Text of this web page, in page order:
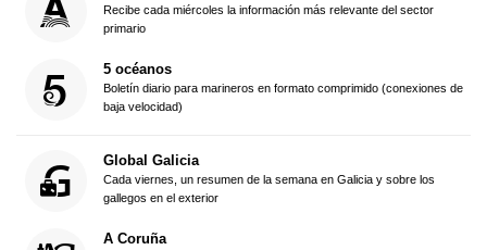
Recibe cada miércoles la información más relevante del sector
primario
5 océanos
Boletín diario para marineros en formato comprimido (conexiones de
baja velocidad)
Global Galicia
Cada viernes, un resumen de la semana en Galicia y sobre los
gallegos en el exterior
A Coruña